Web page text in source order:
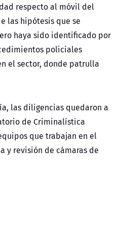
respecto al móvil del
las hipótesis que se
haya sido identificado por
policiales
el sector, donde patrulla
las diligencias quedaron a
de Criminalística
que trabajan en el
y revisión de cámaras de